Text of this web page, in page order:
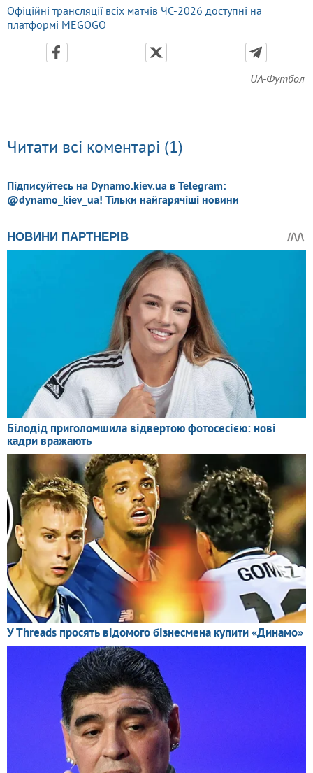
Офіційні трансляції всіх матчів ЧС-2026 доступні на
платформі MEGOGO
UA-Футбол
Читати всі коментарі (1)
Підписуйтесь на Dynamo.kiev.ua в Telegram:
@dynamo_kiev_ua! Тільки найгарячіші новини